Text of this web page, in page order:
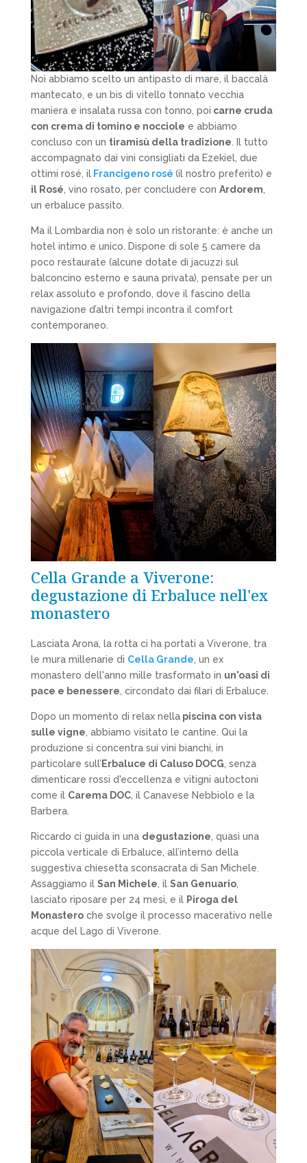
Noi abbiamo scelto un antipasto di mare, il baccalà
mantecato, e un bis di vitello tonnato vecchia
maniera e insalata russa con tonno, poi carne cruda
con crema di tomino e nocciole e abbiamo
concluso con un tiramisù della tradizione . Il tutto
accompagnato dai vini consigliati da Ezekiel, due
ottimi rosé, ilFrancigeno rosé (il nostro preferito) e
il Rosé , vino rosato, per concludere con Ardorem
un erbaluce passito.
Ma il Lombardia non è solo un ristorante: è anche un
hotel intimo e unico. Dispone di sole 5 camere da
poco restaurate (alcune dotate di jacuzzi sul
balconcino esterno e sauna privata), pensate per un
relax assoluto e profondo, dove il fascino della
navigazione d’altri tempi incontra il comfort
contemporaneo.
Cella Grande a Viverone:
degustazione di Erbaluce nell'ex
monastero
Lasciata Arona, la rotta ci ha portati a Viverone, tra
le mura millenarie di Cella Grande, un ex
monastero dell'anno mille trasformato in un'oasi di
pace e benessere, circondato dai filari di Erbaluce.
Dopo un momento di relax nellapiscina con vista
sulle vigne, abbiamo visitato le cantine. Qui la
produzione si concentra sui vini bianchi, in
particolare sull’ Erbaluce di Caluso DOCG, senza
dimenticare rossi d'eccellenza e vitigni autoctoni
come il Carema DOC, il Canavese Nebbiolo e la
Barbera.
Riccardo ci guida in una degustazione, quasi una
piccola verticale di Erbaluce, all’interno della
suggestiva chiesetta sconsacrata di San Michele.
Assaggiamo il San Michele, il San Genuario,
lasciato riposare per 24 mesi, e il Piroga del
Monasteroche svolge il processo macerativo nelle
acque del Lago di Viverone.